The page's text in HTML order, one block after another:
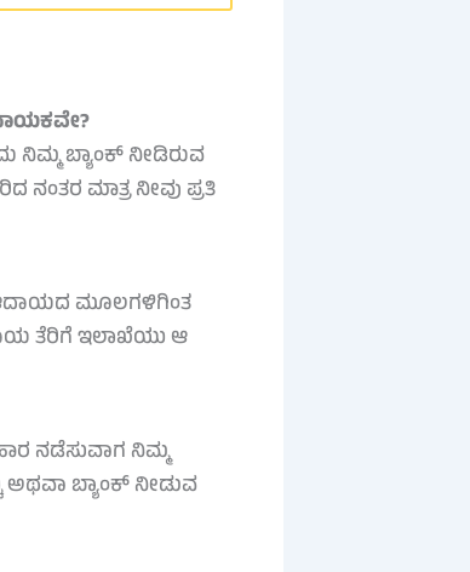
ನಿಮ್ಮ ಬ್ಯಾಂಕ್ ನೀಡಿರುವ
ಮಾತ್ರ ನೀವು ಪ್ರತಿ
ಆದಾಯದ ಮೂಲಗಳಿಗಿಂತ
ತೆರಿಗೆ ಇಲಾಖೆಯು ಆ
ನಡೆಸುವಾಗ ನಿಮ್ಮ
ಬ್ಯಾಂಕ್ ನೀಡುವ